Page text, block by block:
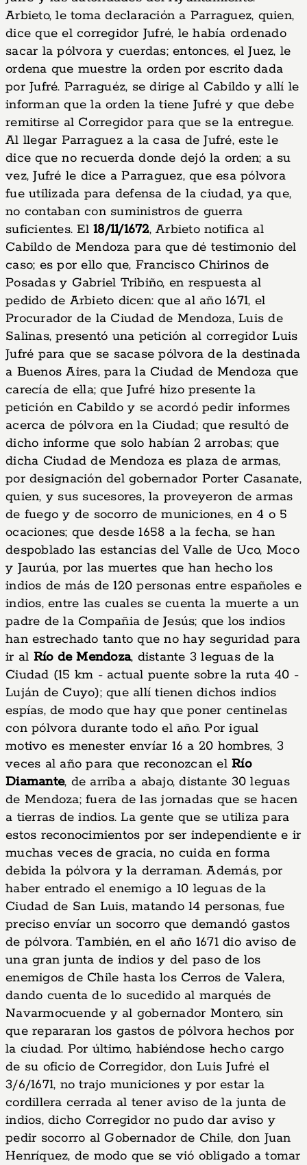
Arbieto, le toma declaración a Parraguez, quien,
dice que el corregidor Jufré, le había ordenado
sacar la pólvora y cuerdas; entonces, el Juez, le
ordena que muestre la orden por escrito dada
por Jufré. Parraguéz, se dirige al Cabildo y allí le
informan que la orden la tiene Jufré y que debe
remitirse al Corregidor para que se la entregue.
Al llegar Parraguez a la casa de Jufré, este le
dice que no recuerda donde dejó la orden; a su
vez, Jufré le dice a Parraguez, que esa pólvora
fue utilizada para defensa de la ciudad, ya que,
no contaban con suministros de guerra
suficientes. El 18/11/1672, Arbieto notifica al
Cabildo de Mendoza para que dé testimonio del
caso; es por ello que, Francisco Chirinos de
Posadas y Gabriel Tribiño, en respuesta al
pedido de Arbieto dicen: que al año 1671, el
Procurador de la Ciudad de Mendoza, Luis de
Salinas, presentó una petición al corregidor Luis
Jufré para que se sacase pólvora de la destinada
a Buenos Aires, para la Ciudad de Mendoza que
carecía de ella; que Jufré hizo presente la
petición en Cabildo y se acordó pedir informes
acerca de pólvora en la Ciudad; que resultó de
dicho informe que solo habían 2 arrobas; que
dicha Ciudad de Mendoza es plaza de armas,
por designación del gobernador Porter Casanate,
quien, y sus sucesores, la proveyeron de armas
de fuego y de socorro de municiones, en 4 o 5
ocaciones; que desde 1658 a la fecha, se han
despoblado las estancias del Valle de Uco, Moco
y Jaurúa, por las muertes que han hecho los
indios de más de 120 personas entre españoles e
indios, entre las cuales se cuenta la muerte a un
padre de la Compañia de Jesús; que los indios
han estrechado tanto que no hay seguridad para
ir al Río de Mendoza, distante 3 leguas de la
Ciudad (15 km - actual puente sobre la ruta 40 -
Luján de Cuyo); que allí tienen dichos indios
espías, de modo que hay que poner centinelas
con pólvora durante todo el año. Por igual
motivo es menester envíar 16 a 20 hombres, 3
veces al año para que reconozcan el Río
Diamante, de arriba a abajo, distante 30 leguas
de Mendoza; fuera de las jornadas que se hacen
a tierras de indios. La gente que se utiliza para
estos reconocimientos por ser independiente e ir
muchas veces de gracia, no cuida en forma
debida la pólvora y la derraman. Además, por
haber entrado el enemigo a 10 leguas de la
Ciudad de San Luis, matando 14 personas, fue
preciso envíar un socorro que demandó gastos
de pólvora. También, en el año 1671 dio aviso de
una gran junta de indios y del paso de los
enemigos de Chile hasta los Cerros de Valera,
dando cuenta de lo sucedido al marqués de
Navarmocuende y al gobernador Montero, sin
que repararan los gastos de pólvora hechos por
la ciudad. Por último, habiéndose hecho cargo
de su oficio de Corregidor, don Luis Jufré el
3/6/1671, no trajo municiones y por estar la
cordillera cerrada al tener aviso de la junta de
indios, dicho Corregidor no pudo dar aviso y
pedir socorro al Gobernador de Chile, don Juan
Henríquez, de modo que se vió obligado a tomar